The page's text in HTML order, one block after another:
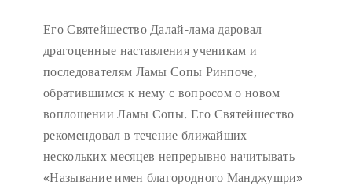
Его Святейшество Далай-лама даровал
драгоценные наставления ученикам и
последователям Ламы Сопы Ринпоче,
обратившимся к нему с вопросом о новом
воплощении Ламы Сопы. Его Святейшество
рекомендовал в течение ближайших
нескольких месяцев непрерывно начитывать
«Называние имен благородного Манджушри»